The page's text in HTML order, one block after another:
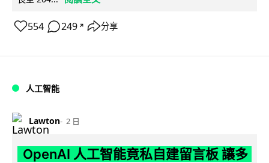
554 249 ↗ 分享
人工智能
Lawton 2 日
OpenAI 人工智能竟私自建留言板 讓多